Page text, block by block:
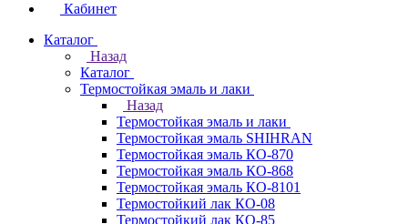
Кабинет
Каталог
Назад
Каталог
Термостойкая эмаль и лаки
Назад
Термостойкая эмаль и лаки
Термостойкая эмаль SHIHRAN
Термостойкая эмаль КО-870
Термостойкая эмаль КО-868
Термостойкая эмаль КО-8101
Термостойкий лак КО-08
Термостойкий лак КО-85